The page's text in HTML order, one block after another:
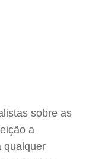
sobre as
a
qualquer